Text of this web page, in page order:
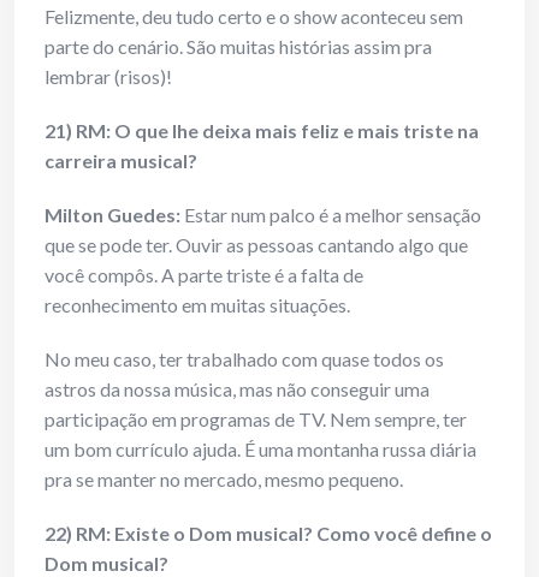
Felizmente, deu tudo certo e o show aconteceu sem
parte do cenário. São muitas histórias assim pra
lembrar (risos)!
21) RM: O que lhe deixa mais feliz e mais triste na
carreira musical?
Milton Guedes: Estar num palco é a melhor sensação
que se pode ter. Ouvir as pessoas cantando algo que
você compôs. A parte triste é a falta de
reconhecimento em muitas situações.
No meu caso, ter trabalhado com quase todos os
astros da nossa música, mas não conseguir uma
participação em programas de TV. Nem sempre, ter
um bom currículo ajuda. É uma montanha russa diária
pra se manter no mercado, mesmo pequeno.
22) RM: Existe o Dom musical? Como você define o
Dom musical?